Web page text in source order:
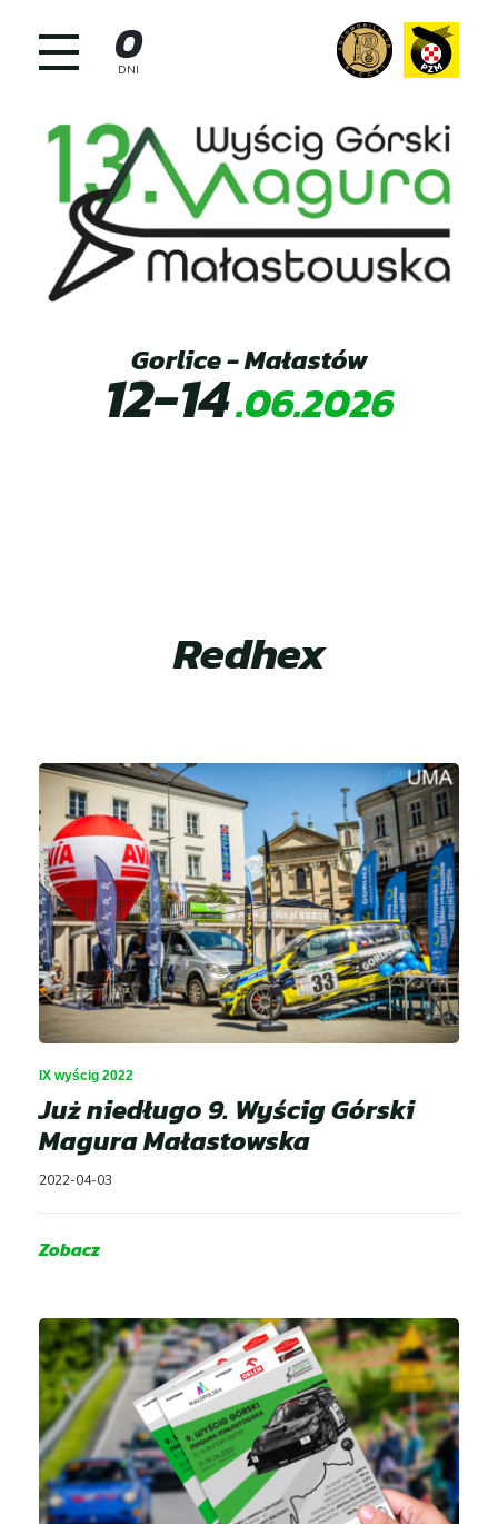
content
0
DNI
Gorlice - Małastów
12-14.06.2026
Redhex
IX wyścig 2022
Już niedługo 9. Wyścig Górski
Magura Małastowska
2022-04-03
Zobacz